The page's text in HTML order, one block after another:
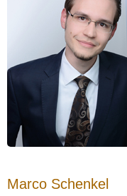
Marco Schenkel